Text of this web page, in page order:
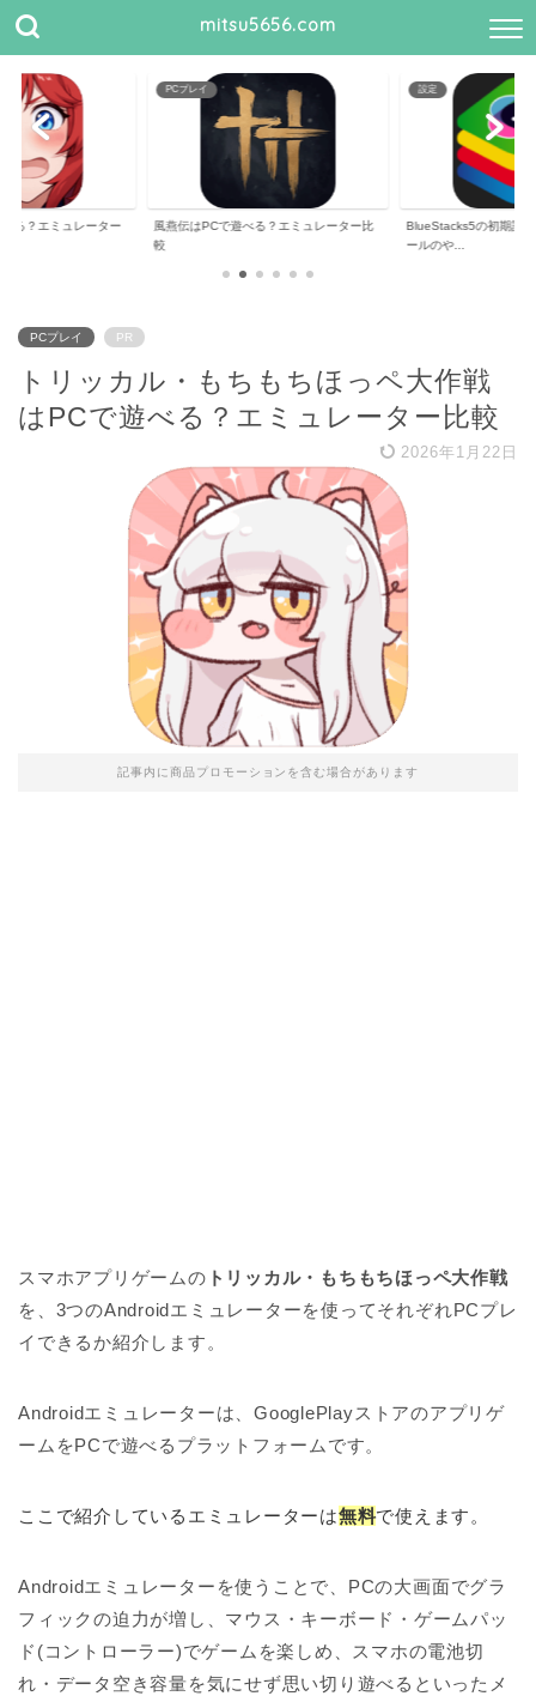
mitsu5656.com
る？エミュレーター
PCプレイ
風燕伝はPCで遊べる？エミュレーター比
較
設定
BlueStacks5の初期設
ールのや...
PCプレイ PR
トリッカル・もちもちほっペ大作戦
はPCで遊べる？エミュレーター比較
2026年1月22日
記事内に商品プロモーションを含む場合があります
スマホアプリゲームの トリッカル・もちもちほっペ大作戦
を、3つのAndroidエミュレーターを使ってそれぞれPCプレ
イできるか紹介します。
Androidエミュレーターは、GooglePlayストアのアプリゲ
ームをPCで遊べるプラットフォームです。
ここで紹介しているエミュレーターは無料で使えます。
Androidエミュレーターを使うことで、PCの大画面でグラ
フィックの迫力が増し、マウス・キーボード・ゲームパッ
ド(コントローラー)でゲームを楽しめ、スマホの電池切
れ・データ空き容量を気にせず思い切り遊べるといったメ